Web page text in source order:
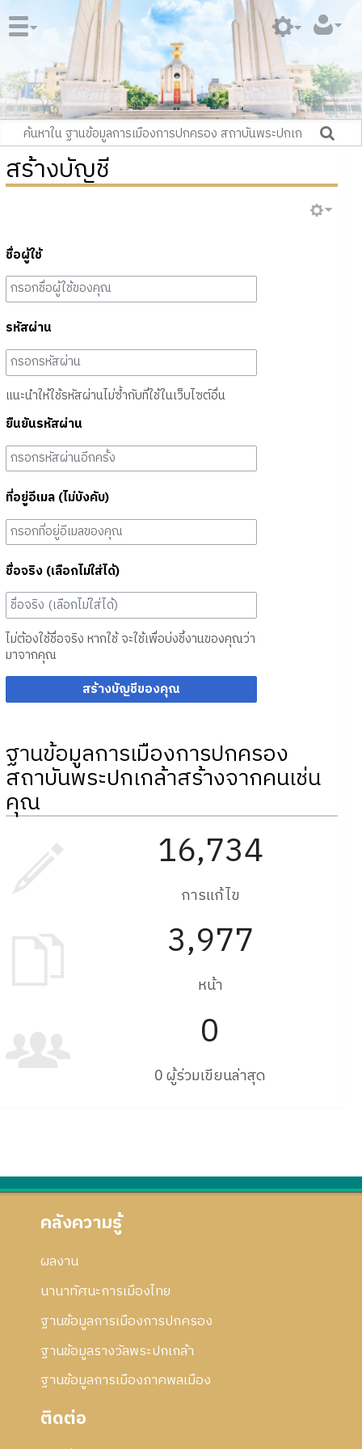
สร้างบัญชี
ชื่อผู้ใช้
รหัสผ่าน
แนะนำให้ใช้รหัสผ่านไม่ซ้ำกับที่ใช้ในเว็บไซต์อื่น
ยืนยันรหัสผ่าน
ที่อยู่อีเมล (ไม่บังคับ)
ชื่อจริง (เลือกไม่ใส่ได้)
ไม่ต้องใช้ชื่อจริง หากใช้ จะใช้เพื่อบ่งชี้งานของคุณว่า
มาจากคุณ
สร้างบัญชีของคุณ
ฐานข้อมูลการเมืองการปกครอง
สถาบันพระปกเกล้าสร้างจากคนเช่น
คุณ
16,734
การแก้ไข
3,977
หน้า
0
0 ผู้ร่วมเขียนล่าสุด
คลังความรู้
ผลงาน
นานาทัศนะการเมืองไทย
ฐานข้อมูลการเมืองการปกครอง
ฐานข้อมูลรางวัลพระปกเกล้า
ฐานข้อมูลการเมืองภาคพลเมือง
ติดต่อ